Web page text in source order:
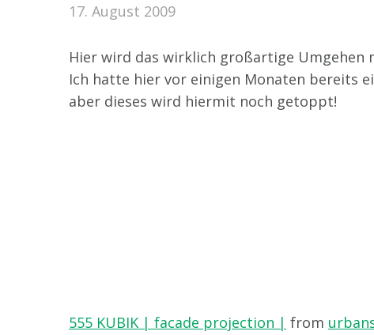
17. August 2009
Hier wird das wirklich großartige Umgehen
Ich hatte hier vor einigen Monaten bereits
aber dieses wird hiermit noch getoppt!
555 KUBIK | facade projection | from